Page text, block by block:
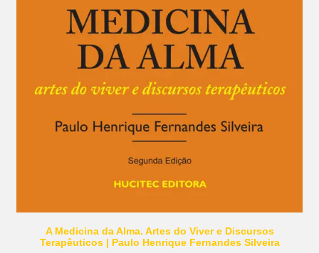
A Medicina da Alma. Artes do Viver e Discursos
Terapêuticos | Paulo Henrique Fernandes Silveira